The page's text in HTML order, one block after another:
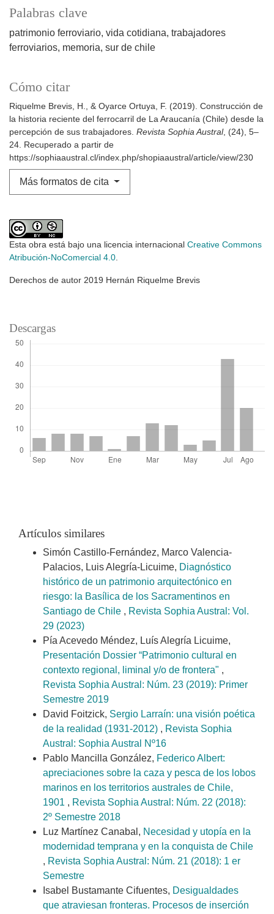
Palabras clave
patrimonio ferroviario vida cotidiana trabajadores
ferroviarios memoria sur de chile
Cómo citar
Riquelme Brevis, H., & Oyarce Ortuya, F. (2019). Construcción de
la historia reciente del ferrocarril de La Araucanía (Chile) desde la
percepción de sus trabajadores. Revista Sophia Austral, (24), 5–
24. Recuperado a partir de
https://sophiaaustral.cl/index.php/shopiaaustral/article/view/230
Más formatos de cita
Esta obra está bajo una licencia internacional Creative Commons
Atribución-NoComercial 4.0.
Derechos de autor 2019 Hernán Riquelme Brevis
Descargas
Artículos similares
Simón Castillo-Fernández, Marco Valencia-
Palacios, Luis Alegría-Licuime, Diagnóstico
histórico de un patrimonio arquitectónico en
riesgo: la Basílica de los Sacramentinos en
Santiago de Chile , Revista Sophia Austral: Vol.
29 (2023)
Pía Acevedo Méndez, Luís Alegría Licuime,
Presentación Dossier “Patrimonio cultural en
contexto regional, liminal y/o de frontera" ,
Revista Sophia Austral: Núm. 23 (2019): Primer
Semestre 2019
David Foitzick, Sergio Larraín: una visión poética
de la realidad (1931-2012) , Revista Sophia
Austral: Sophia Austral Nº16
Pablo Mancilla González, Federico Albert:
apreciaciones sobre la caza y pesca de los lobos
marinos en los territorios australes de Chile,
1901 , Revista Sophia Austral: Núm. 22 (2018):
2º Semestre 2018
Luz Martínez Canabal, Necesidad y utopía en la
modernidad temprana y en la conquista de Chile
, Revista Sophia Austral: Núm. 21 (2018): 1 er
Semestre
Isabel Bustamante Cifuentes, Desigualdades
que atraviesan fronteras. Procesos de inserción